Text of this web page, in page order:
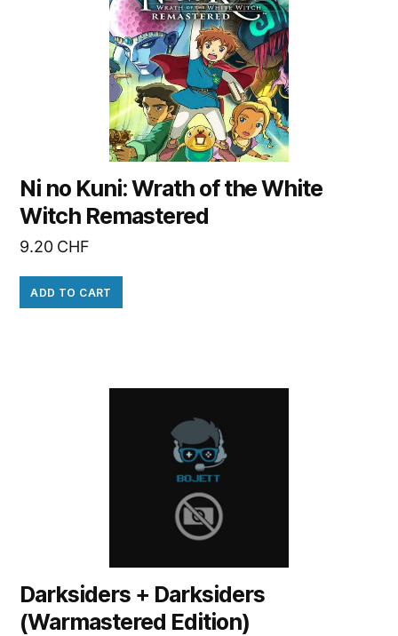
Ni no Kuni: Wrath of the White
Witch Remastered
9.20 CHF
ADD TO CART
Darksiders + Darksiders
(Warmastered Edition)